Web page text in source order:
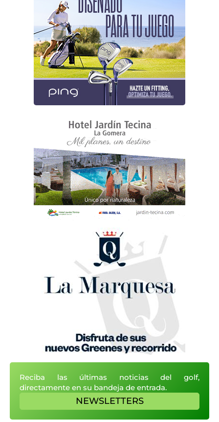
Reciba las últimas noticias del golf,
directamente en su bandeja de entrada.
NEWSLETTERS